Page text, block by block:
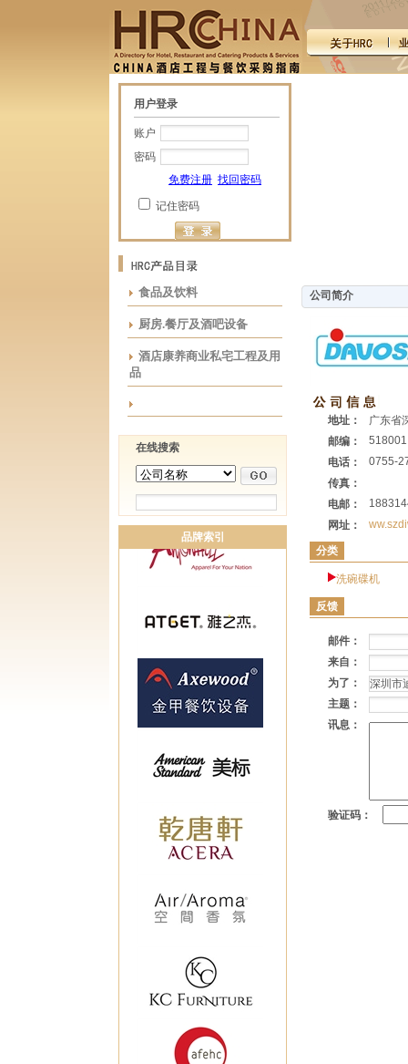
用户登录
账户
密码
免费注册 找回密码
记住密码
食品及饮料
厨房.餐厅及酒吧设备
酒店康养商业私宅工程及用
品
在线搜索
品牌索引
公司简介
地址：
广东省
邮编：
518001
电话：
0755-
传真：
电邮：
网址：
分类
洗碗碟机
反馈
邮件：
来自：
为了：
主题：
讯息：
验证码：